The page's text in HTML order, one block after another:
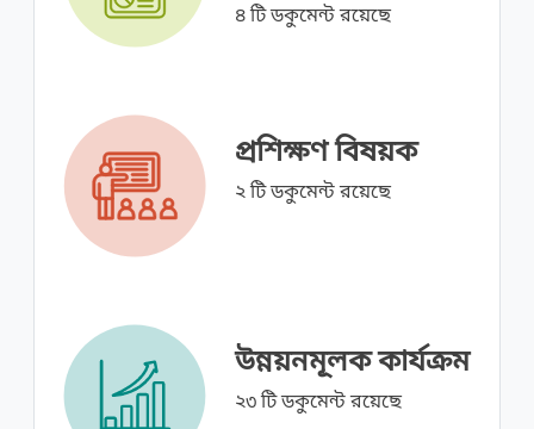
৪ টি ডকুমেন্ট রয়েছে
প্রশিক্ষণ বিষয়ক
২ টি ডকুমেন্ট রয়েছে
উন্নয়নমূলক কার্যক্রম
২৩ টি ডকুমেন্ট রয়েছে